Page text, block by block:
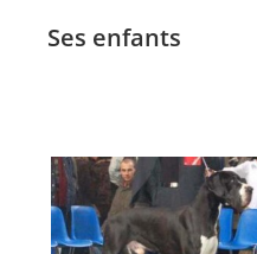
Ses enfants